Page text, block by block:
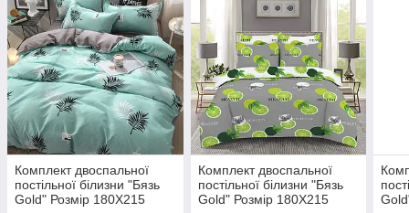
Комплект двоспальної
постільної білизни "Бязь
Gold" Розмір 180Х215
Комплект двоспальної
постільної білизни "Бязь
Gold" Розмір 180Х215